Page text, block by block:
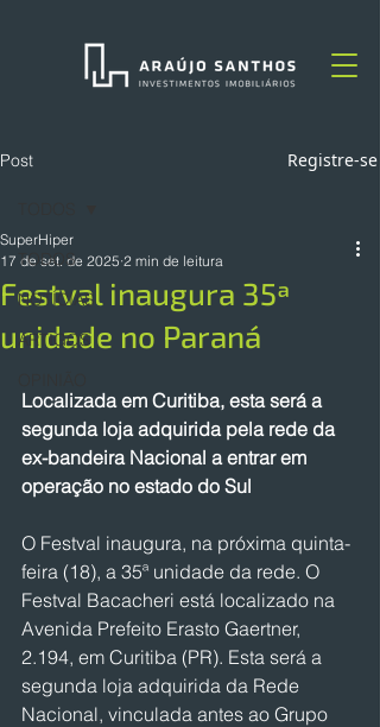
Post Registre-se
TODOS
NOTÍCIAS
ARTIGOS
Festval inaugura 35ª
unidade no Paraná
SuperHiper
17 de set. de 2025 2 min de leitura
Localizada em Curitiba, esta será a
segunda loja adquirida pela rede da
ex-bandeira Nacional a entrar em
operação no estado do Sul
O Festval inaugura, na próxima quinta-
feira (18), a 35ª unidade da rede. O
Festval Bacacheri está localizado na
Avenida Prefeito Erasto Gaertner,
2.194, em Curitiba (PR). Esta será a
segunda loja adquirida da Rede
Nacional, vinculada antes ao Grupo